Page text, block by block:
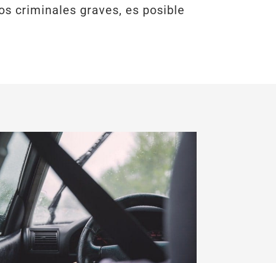
criminales graves, es posible